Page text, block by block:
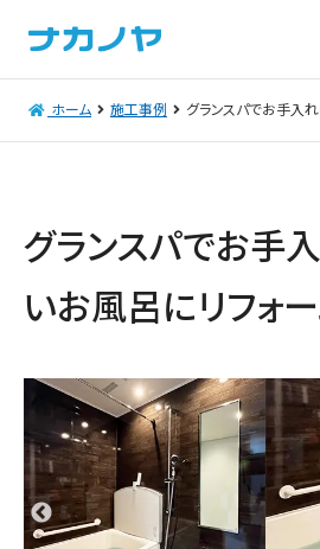
ホーム 施工事例 グランスパでお手入れの
グランスパでお手
いお風呂にリフォ